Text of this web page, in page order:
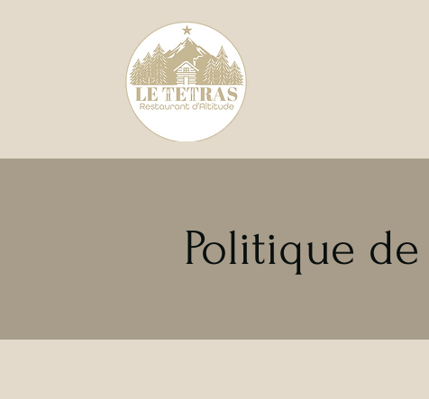
Politique